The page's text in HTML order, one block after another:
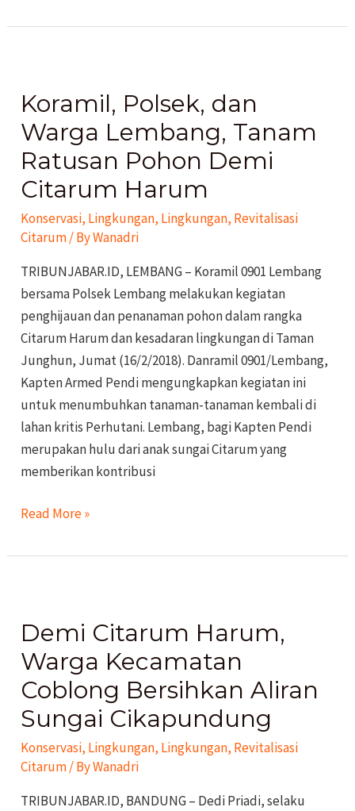
Koramil, Polsek, dan
Warga Lembang, Tanam
Ratusan Pohon Demi
Citarum Harum
Konservasi, Lingkungan, Lingkungan, Revitalisasi
Citarum/ ByWanadri
TRIBUNJABAR.ID, LEMBANG – Koramil 0901 Lembang
bersama Polsek Lembang melakukan kegiatan
penghijauan dan penanaman pohon dalam rangka
Citarum Harum dan kesadaran lingkungan di Taman
Junghun, Jumat (16/2/2018). Danramil 0901/Lembang,
Kapten Armed Pendi mengungkapkan kegiatan ini
untuk menumbuhkan tanaman-tanaman kembali di
lahan kritis Perhutani. Lembang, bagi Kapten Pendi
merupakan hulu dari anak sungai Citarum yang
memberikan kontribusi
dan
Warga
Lembang,
Tanam
Ratusan
Pohon
Demi
Harum
Read More »
Demi Citarum Harum,
Warga Kecamatan
Coblong Bersihkan Aliran
Sungai Cikapundung
Konservasi, Lingkungan, Lingkungan, Revitalisasi
Citarum/ ByWanadri
TRIBUNJABAR.ID, BANDUNG – Dedi Priadi, selaku
Harum,
Warga
Kecamatan
Coblong
Bersihkan
Aliran
Sungai